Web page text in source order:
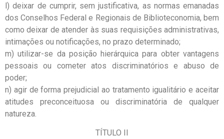
l) deixar de cumprir, sem justificativa, as normas emanadas
dos Conselhos Federal e Regionais de Biblioteconomia, bem
como deixar de atender às suas requisições administrativas,
intimações ou notificações, no prazo determinado;
m) utilizar-se da posição hierárquica para obter vantagens
pessoais ou cometer atos discriminatórios e abuso de
poder;
n) agir de forma prejudicial ao tratamento igualitário e aceitar
atitudes preconceituosa ou discriminatória de qualquer
natureza.
TÍTULO II